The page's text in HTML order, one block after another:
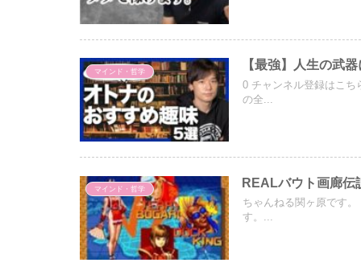
マインド・哲学 【最強】人生の武
0 チャンネル登録は
の全...
マインド・哲学 REALバウト画廊
ちゃんねる関ヶ原です
す。...